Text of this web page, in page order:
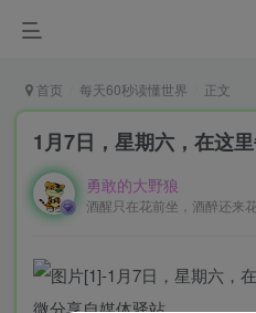
首页 每天60秒读懂世界 正文
1月7日，星期六，在这
勇敢的大野狼
酒醒只在花前坐，酒醉还来花